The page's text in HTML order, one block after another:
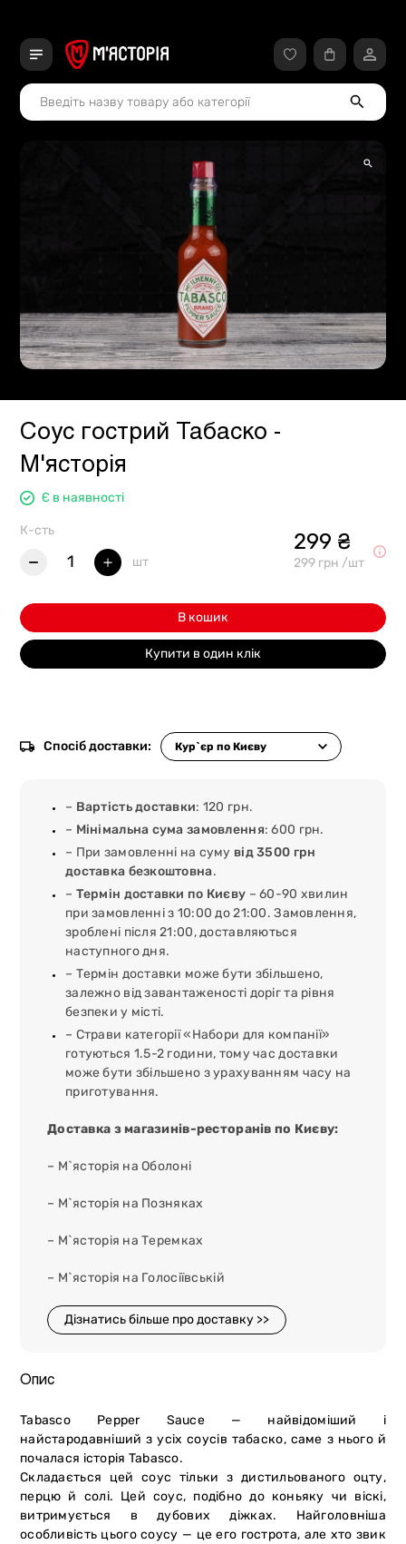
Соус гострий Табаско -
М'ясторія
Є в наявності
К-сть
1 шт
299 ₴
299 грн /шт
В кошик
Купити в один клік
Спосіб доставки:
– Вартість доставки: 120 грн.
– Мінімальна сума замовлення: 600 грн.
– При замовленні на суму від 3500 грн
доставка безкоштовна.
– Термін доставки по Києву – 60-90 хвилин
при замовленні з 10:00 до 21:00. Замовлення,
зроблені після 21:00, доставляються
наступного дня.
– Термін доставки може бути збільшено,
залежно від завантаженості доріг та рівня
безпеки у місті.
– Страви категорії «Набори для компанії»
готуються 1.5-2 години, тому час доставки
може бути збільшено з урахуванням часу на
приготування.
Доставка з магазинів-ресторанів по Києву:
– М`ясторія на Оболоні
– М`ясторія на Позняках
– М`ясторія на Теремках
– М`ясторія на Голосіївській
Дізнатись більше про доставку >>
Опис
Tabasco Pepper Sauce — найвідоміший і
найстародавніший з усіх соусів табаско, саме з нього й
почалася історія Tabasco.
Складається цей соус тільки з дистильованого оцту,
перцю й солі. Цей соус, подібно до коньяку чи віскі,
витримується в дубових діжках. Найголовніша
особливість цього соусу — це его гострота, але хто звик